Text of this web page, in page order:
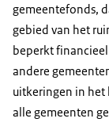
gemeentefonds,
gebied van het
beperkt
andere
uitkeringen in het
alle gemeenten